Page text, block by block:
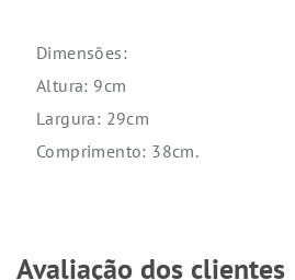
Dimensões:
Altura: 9cm
Largura: 29cm
Comprimento: 38cm.
Avaliação dos clientes